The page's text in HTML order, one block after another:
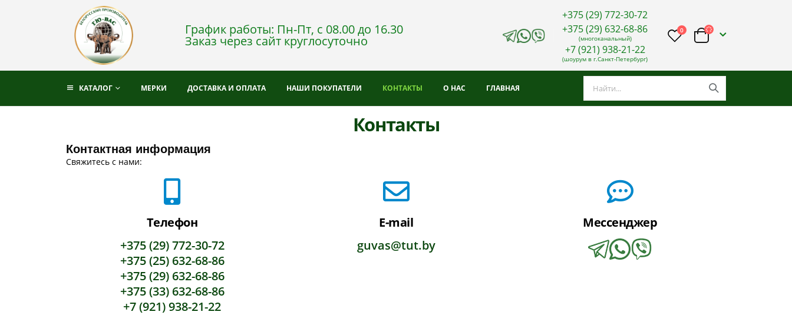
График работы: Пн-Пт, с 08.00 до 16.30
Заказ через сайт круглосуточно
+375 (29) 772-30-72
+375 (29) 632-68-86
(многоканальный)
+7 (921) 938-21-22
(шоурум в г.Санкт-Петербург)
0
КАТАЛОГ МЕРКИ ДОСТАВКА И ОПЛАТА НАШИ ПОКУПАТЕЛИ КОНТАКТЫ О НАС ГЛАВНАЯ
Контакты
Контактная информация
Свяжитесь с нами:
Телефон
+375 (29) 772-30-72
+375 (25) 632-68-86
+375 (29) 632-68-86
+375 (33) 632-68-86
+7 (921) 938-21-22
E-mail
guvas@tut.by
Мессенджер